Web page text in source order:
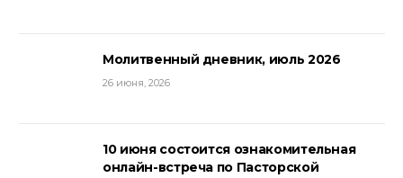
Молитвенный дневник, июль 2026
26 июня, 2026
10 июня состоится ознакомительная
онлайн-встреча по Пасторской